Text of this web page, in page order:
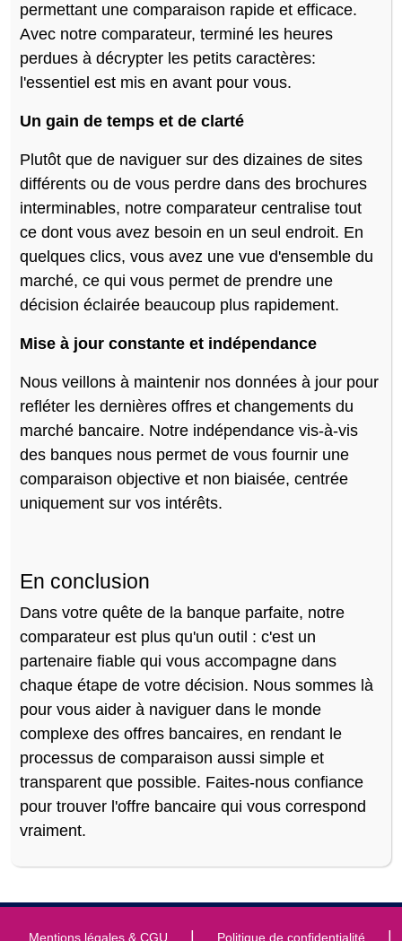
permettant une comparaison rapide et efficace.
Avec notre comparateur, terminé les heures
perdues à décrypter les petits caractères:
l'essentiel est mis en avant pour vous.
Un gain de temps et de clarté
Plutôt que de naviguer sur des dizaines de sites
différents ou de vous perdre dans des brochures
interminables, notre comparateur centralise tout
ce dont vous avez besoin en un seul endroit. En
quelques clics, vous avez une vue d'ensemble du
marché, ce qui vous permet de prendre une
décision éclairée beaucoup plus rapidement.
Mise à jour constante et indépendance
Nous veillons à maintenir nos données à jour pour
refléter les dernières offres et changements du
marché bancaire. Notre indépendance vis-à-vis
des banques nous permet de vous fournir une
comparaison objective et non biaisée, centrée
uniquement sur vos intérêts.
En conclusion
Dans votre quête de la banque parfaite, notre
comparateur est plus qu'un outil : c'est un
partenaire fiable qui vous accompagne dans
chaque étape de votre décision. Nous sommes là
pour vous aider à naviguer dans le monde
complexe des offres bancaires, en rendant le
processus de comparaison aussi simple et
transparent que possible. Faites-nous confiance
pour trouver l'offre bancaire qui vous correspond
vraiment.
Mentions légales & CGU Politique de confidentialité